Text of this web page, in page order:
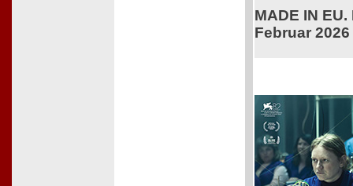
MADE IN
Februar 2026